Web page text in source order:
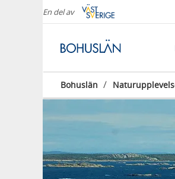
En del av
Bohuslän /